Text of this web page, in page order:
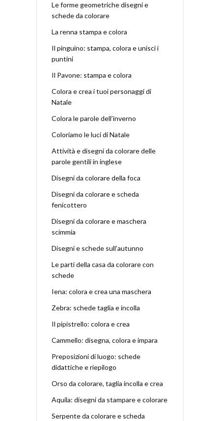
Le forme geometriche disegni e
schede da colorare
La renna stampa e colora
Il pinguino: stampa, colora e unisci i
puntini
Il Pavone: stampa e colora
Colora e crea i tuoi personaggi di
Natale
Colora le parole dell’inverno
Coloriamo le luci di Natale
Attività e disegni da colorare delle
parole gentili in inglese
Disegni da colorare della foca
Disegni da colorare e scheda
fenicottero
Disegni da colorare e maschera
scimmia
Disegni e schede sull’autunno
Le parti della casa da colorare con
schede
Iena: colora e crea una maschera
Zebra: schede taglia e incolla
Il pipistrello: colora e crea
Cammello: disegna, colora e impara
Preposizioni di luogo: schede
didattiche e riepilogo
Orso da colorare, taglia incolla e crea
Aquila: disegni da stampare e colorare
Serpente da colorare e scheda